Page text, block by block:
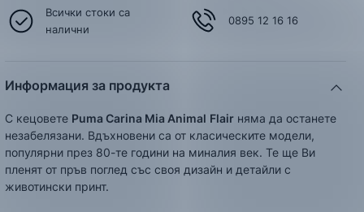
Всички стоки са
налични
0895 12 16 16
Информация за продукта
С кецовете Puma Carina Mia Animal Flair няма да останете
незабелязани. Вдъхновени са от класическите модели,
популярни през 80-те години на миналия век. Те ще Ви
пленят от пръв поглед със своя дизайн и детайли с
животински принт.